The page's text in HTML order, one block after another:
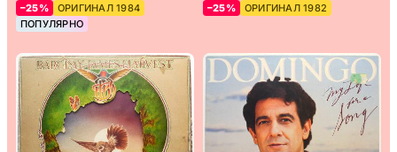
–25%
ОРИГИНАЛ 1984
ПОПУЛЯРНО
–25% ОРИГИНАЛ 1982